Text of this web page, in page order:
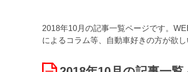
2018年10月の記事一覧ページです。
によるコラム等、自動車好きの方が欲し